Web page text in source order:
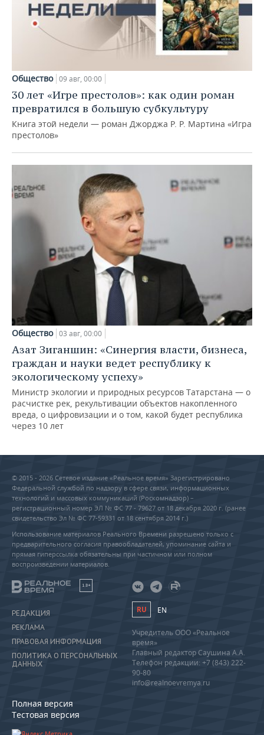
Общество 09 авг, 00:00
30 лет «Игре престолов»: как один роман
превратился в большую субкультуру
Книга этой недели — роман Джорджа Р. Р. Мартина «Игра
престолов»
Общество 03 авг, 00:00
Азат Зиганшин: «Синергия власти, бизнеса,
граждан и науки ведет республику к
экологическому успеху»
Министр экологии и природных ресурсов Татарстана — о
расчистке рек, рекультивации объектов накопленного
вреда, о цифровизации и о том, какой будет республика
через 10 лет
© 2015 - 2026 Сетевое издание «Реальное время» Зарегистрировано
Федеральной службой по надзору в сфере связи, информационных
технологий и массовых коммуникаций (Роскомнадзор) –
регистрационный номер ЭЛ № ФС 77 - 79627 от 18 декабря 2020 г. (ранее
свидетельство Эл № ФС 77-59331 от 18 сентября 2014 г.)
Использование материалов Реального Времени разрешено только с
предварительного согласия правообладателей, упоминание сайта и
прямая гиперссылка обязательны при частичном или полном
воспроизведении материалов.
18+
РЕДАКЦИЯ
РЕКЛАМА
ПРАВОВАЯ ИНФОРМАЦИЯ
ПОЛИТИКА О ПЕРСОНАЛЬНЫХ
ДАННЫХ
Полная версия
Тестовая версия
RU EN
Учредитель ООО «Реальное
время»
Главный редактор Саушина А.А.
Телефон редакции: +7 (843) 222-
90-80
info@realnoevremya.ru